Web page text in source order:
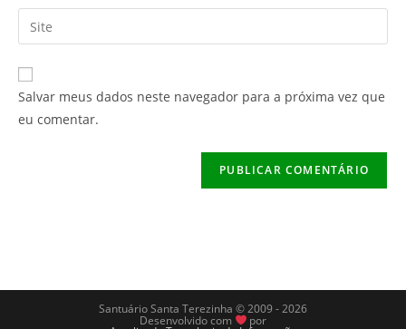
de
usuário
para
comentar
endereço
de
mail
para
comentar
Digite
o
URL
do
Salvar meus dados neste navegador para a próxima vez que
eu comentar.
Santuário Santa Terezinha © 2009 - 2026
Desenvolvido com por